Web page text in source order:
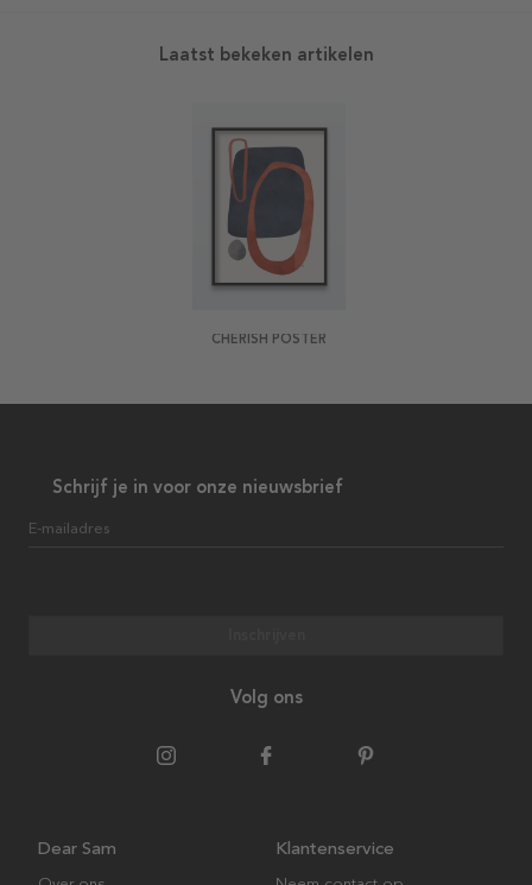
Laatst bekeken artikelen
CHERISH POSTER
Schrijf je in voor onze nieuwsbrief
E-mailadres
Volg ons
Dear Sam Klantenservice